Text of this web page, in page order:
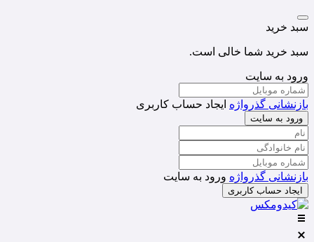
سبد خرید
سبد خرید شما خالی است.
ورود به سایت
بازنشانی گذرواژه ایجاد حساب کاربری
ورود به سایت
بازنشانی گذرواژه ورود به سایت
ایجاد حساب کاربری